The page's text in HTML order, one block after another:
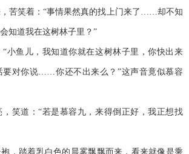
笑着：“事情果然真的找上门来了……却不知
知道我在这树林子里？”
鱼儿，我知道你就在这树林子里，你快出来
要对你说……你还不出来么？”这声音竟似慕容
道：“若是慕容九，来得倒正好，我正想找
踏着乳白色的晨雾飘飘而来，看来就像是乘